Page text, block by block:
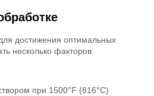
достижения оптимальных
несколько факторов:
при 1500°F (816°C)